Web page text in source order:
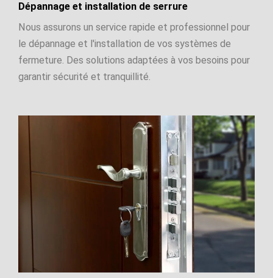
Dépannage et installation de serrure
Nous assurons un service rapide et professionnel pour
le dépannage et l'installation de vos systèmes de
fermeture. Des solutions adaptées à vos besoins pour
garantir sécurité et tranquillité.